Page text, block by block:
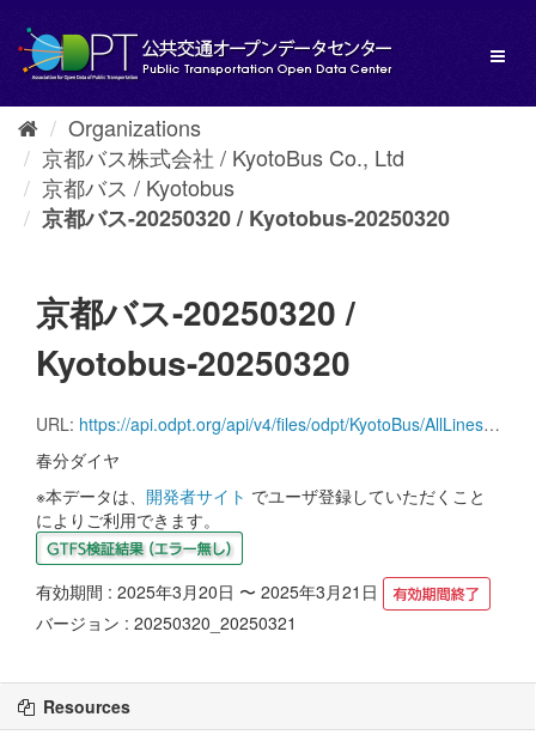
content
Organizations
京都バス株式会社 / KyotoBus Co., Ltd
京都バス / Kyotobus
京都バス-20250320 / Kyotobus-20250320
京都バス-20250320 /
Kyotobus-20250320
URL: https://api.odpt.org/api/v4/files/odpt/KyotoBus/AllLines.zip?date=20250320&acl:consumerKey=[アクセストークン/YOUR_ACCESS_TOKEN]
春分ダイヤ
※本データは、 開発者サイト でユーザ登録していただくこと
によりご利用できます。
有効期間 : 2025年3月20日 〜 2025年3月21日
バージョン : 20250320_20250321
Resources